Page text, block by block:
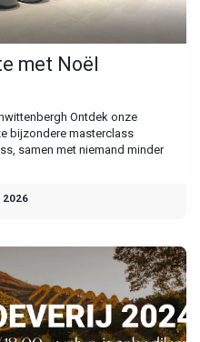
met Noël
Ontdek onze
bijzondere masterclass
samen met niemand minder
2026